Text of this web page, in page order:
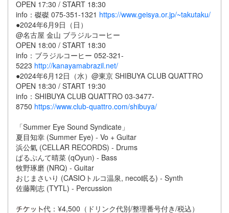
OPEN 17:30 / START 18:30
info：磔磔 075-351-1321 https://www.geisya.or.jp/~takutaku/
●2024年6月9日（日）
@名古屋 金山 ブラジルコーヒー
OPEN 18:00 / START 18:30
info：ブラジルコーヒー 052-321-
5223 http://kanayamabrazil.net/
●2024年6月12日（水）@東京 SHIBUYA CLUB QUATTRO
OPEN 18:30 / START 19:30
info：SHIBUYA CLUB QUATTRO 03-3477-
8750 https://www.club-quattro.com/shibuya/
「Summer Eye Sound Syndicate」
夏目知幸 (Summer Eye) - Vo + Guitar
浜公氣 (CELLAR RECORDS) - Drums
ぱるぷんて晴菜 (qOyun) - Bass
牧野琢磨 (NRQ) - Guitar
おじまさいり (CASIOトルコ温泉, neco眠る) - Synth
佐藤剛志 (TYTL) - Percussion
代：¥4,500（ドリンク代別/整理番号付き/税込）